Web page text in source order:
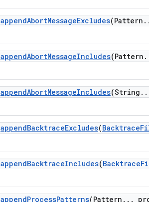
appendAbortMessageExcludes(Pattern . .
appendAbortMessageIncludes(Pattern .
appendAbortMessageIncludes(String . .
appendBacktraceExcludes(Backtrace
appendBacktraceIncludes(Backtrace
appendProcessPatterns(Pattern . . .